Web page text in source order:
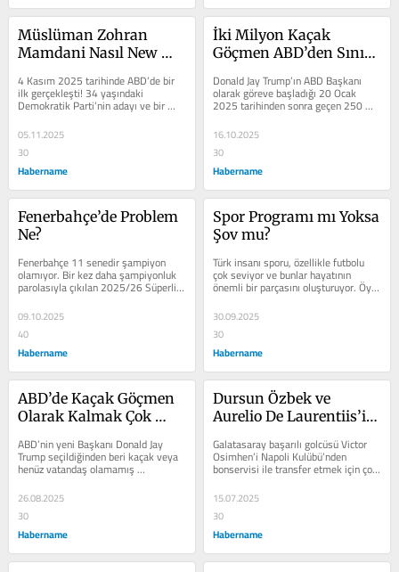
Müslüman Zohran
Mamdani Nasıl New
Seçildi?
4 Kasım 2025 tarihinde ABD’de bir
ilk gerçekleşti! 34 yaşındaki
Demokratik Parti’nin adayı ve bir
Müslüman olan Zohran Mamdani
ABD’nin...
05.11.2025
30
Habername
İki Milyon Kaçak
Göçmen ABD’den Sınır
Donald Jay Trump’ın ABD Başkanı
olarak göreve başladığı 20 Ocak
2025 tarihinden sonra geçen 250
günde iki milyondan fazla yasadışı...
16.10.2025
30
Habername
Fenerbahçe’de Problem
Ne?
Fenerbahçe 11 senedir şampiyon
olamıyor. Bir kez daha şampiyonluk
parolasıyla çıkılan 2025/26 Süperlig
sezonu bakın nasıl başladı....
09.10.2025
40
Habername
Spor Programı mı Yoksa
Şov mu?
Türk insanı sporu, özellikle futbolu
çok seviyor ve bunlar hayatının
önemli bir parçasını oluşturuyor. Öyle
ki tuttuğu takımın haftada...
30.09.2025
30
Habername
ABD’de Kaçak Göçmen
Olarak Kalmak Çok
ABD’nin yeni Başkanı Donald Jay
Trump seçildiğinden beri kaçak veya
henüz vatandaş olamamış
göçmenlerin Amerika’da kalmaları
iyice...
26.08.2025
30
Habername
Dursun Özbek ve
Aurelio De Laurentiis’in
Arnold Schwarzenegger
Müdahil Olur mu
Galatasaray başarılı golcüsü Victor
Osimhen’i Napoli Kulübü’nden
bonservisi ile transfer etmek için çok
15.07.2025
30
Habername